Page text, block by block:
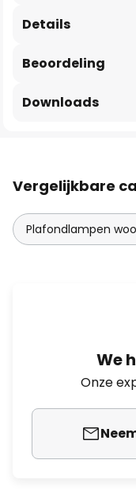
Details
Beoordeling
Downloads
Vergelijkbare
Plafondlampen
We
Onze